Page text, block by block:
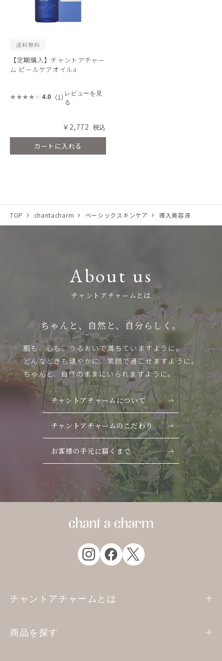
【定期購入】チャントアチャー
ム ピールケアオイルa
4.0 （1） レビューを見
る
￥2,772
カートに入れる
TOP chantacharm ベーシックスキンケア 導入美容液
About us
チャントアチャームとは
ちゃんと、自然と、自分らしく。
肌も、心も、うるおいで満ちていますように。
どんなときも健やかに、笑顔で過ごせますように。
ちゃんと、自然のままにいられますように。
チャントアチャームについて
チャントアチャームのこだわり
お客様の手元に届くまで
チャントアチャームとは
商品を探す